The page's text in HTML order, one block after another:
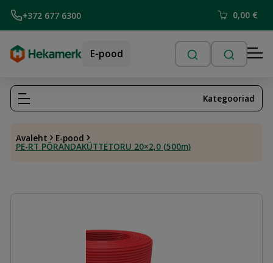
+372 677 6300 0,00 €
E-pood
Avaleht E-pood
PE-RT PÕRANDAKÜTTETORU 20×2,0 (500m)
Kategooriad